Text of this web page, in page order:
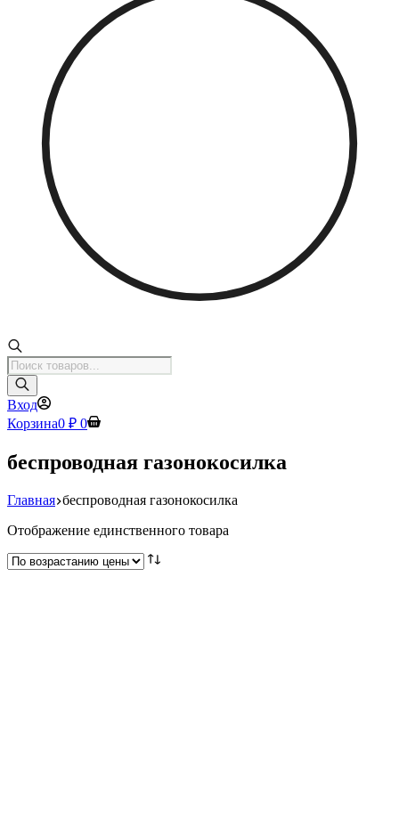
Поиск
товаров
Вход
Корзина0 ₽ 0
беспроводная газонокосилка
Главная беспроводная газонокосилка
Отображение единственного товара